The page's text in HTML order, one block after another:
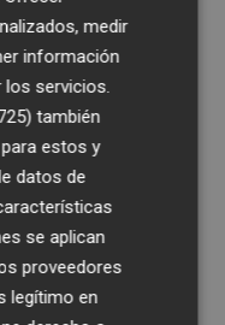
medir
información
servicios.
también
estos y
datos de
se aplican
proveedores
legítimo en